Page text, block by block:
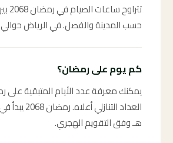
حسب المدينة والفصل. في الرياض حوالي 13.5 ساعة.
كم يوم على رمضان؟
هـ وفق التقويم الهجري.